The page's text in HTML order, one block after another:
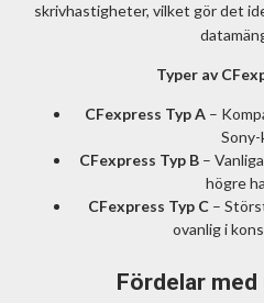
skrivhastigheter, vilket gör det
Typer av
CFexpress Typ A –
CFexpress Typ B –
högre
CFexpress Typ C–
ovanlig i
Fördelar med